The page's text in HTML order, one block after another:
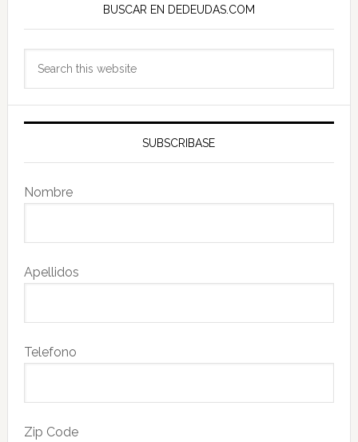
BUSCAR EN DEDEUDAS.COM
SUBSCRIBASE
Nombre
Apellidos
Telefono
Zip Code